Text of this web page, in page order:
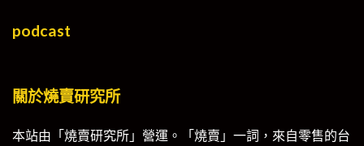
podcast
關於燒賣研究所
本站由「燒賣研究所」營運。「燒賣」一詞，來自零售的台